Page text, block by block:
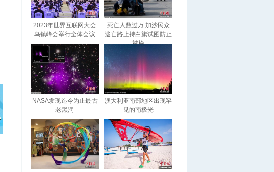
2023年世界互联网大会
乌镇峰会举行全体会议
死亡人数过万 加沙民众
逃亡路上持白旗试图防止
被枪
NASA发现迄今为止最古
老黑洞
澳大利亚南部地区出现罕
见的南极光